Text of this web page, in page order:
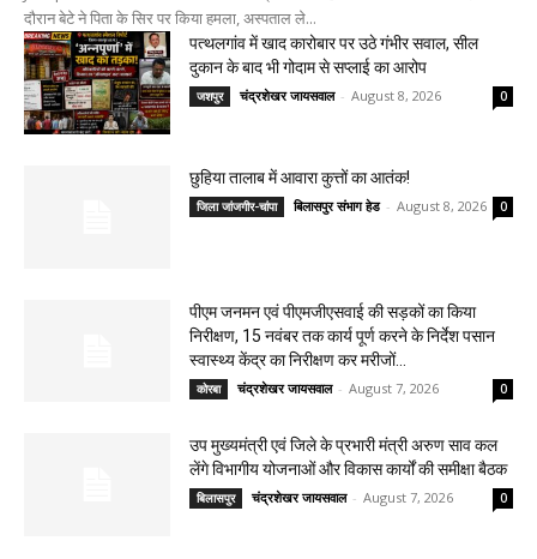
दौरान बेटे ने पिता के सिर पर किया हमला, अस्पताल ले...
पत्थलगांव में खाद कारोबार पर उठे गंभीर सवाल, सील
दुकान के बाद भी गोदाम से सप्लाई का आरोप
जशपुर चंद्रशेखर जायसवाल - August 8, 2026 0
छुहिया तालाब में आवारा कुत्तों का आतंक!
जिला जांजगीर-चांपा बिलासपुर संभाग हेड - August 8, 2026 0
पीएम जनमन एवं पीएमजीएसवाई की सड़कों का किया
निरीक्षण, 15 नवंबर तक कार्य पूर्ण करने के निर्देश पसान
स्वास्थ्य केंद्र का निरीक्षण कर मरीजों...
कोरबा चंद्रशेखर जायसवाल - August 7, 2026 0
उप मुख्यमंत्री एवं जिले के प्रभारी मंत्री अरुण साव कल
लेंगे विभागीय योजनाओं और विकास कार्यों की समीक्षा बैठक
बिलासपुर चंद्रशेखर जायसवाल - August 7, 2026 0